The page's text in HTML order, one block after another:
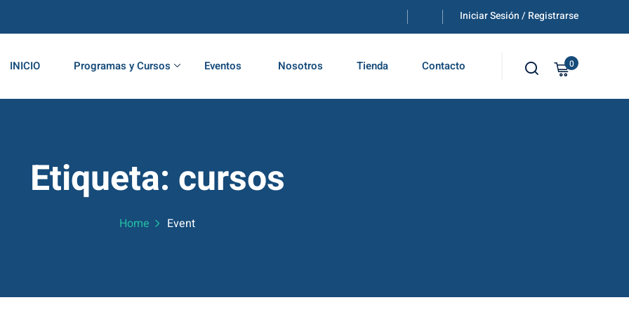
Iniciar Sesión / Registrarse
INICIO Programas y Cursos Eventos Nosotros Tienda Contacto 0
Etiqueta: cursos
Home Event